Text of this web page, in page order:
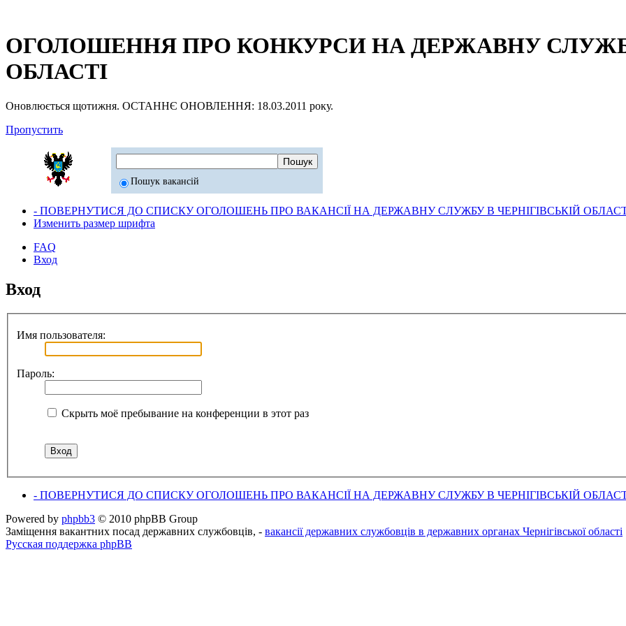
ОГОЛОШЕННЯ ПРО КОНКУРСИ НА ДЕРЖАВНУ
ОБЛАСТІ
Оновлюється щотижня. ОСТАННЄ ОНОВЛЕННЯ: 18.03.2011 року.
Пропустить
Пошук вакансій
- ПОВЕРНУТИСЯ ДО СПИСКУ ОГОЛОШЕНЬ ПРО ВАКАНСІЇ НА ДЕРЖАВНУ СЛУЖБУ В ЧЕРНІГІВСЬКІЙ
Изменить размер шрифта
FAQ
Вход
Вход
Имя пользователя:
Пароль:
Скрыть моё пребывание на конференции в этот раз
- ПОВЕРНУТИСЯ ДО СПИСКУ ОГОЛОШЕНЬ ПРО ВАКАНСІЇ НА ДЕРЖАВНУ СЛУЖБУ В ЧЕРНІГІВСЬКІЙ
Powered by phpbb3 © 2010 phpBB Group
Заміщення вакантних посад державних службовців, - вакансії державних службовців в державних органах Чернігівської області
Русская поддержка phpBB